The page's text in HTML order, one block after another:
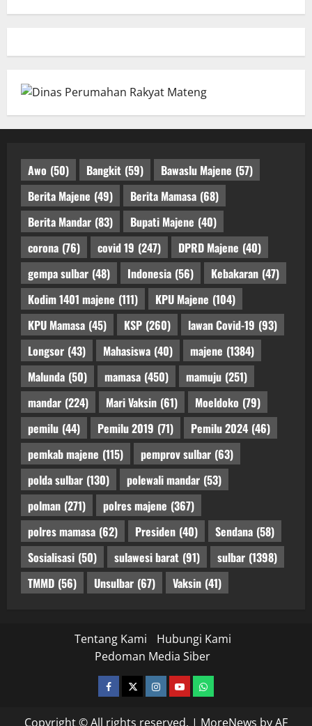
Awo (50) Bangkit (59) Bawaslu Majene (57)
Berita Majene (49) Berita Mamasa (68)
Berita Mandar (83) Bupati Majene (40)
corona (76) covid 19 (247) DPRD Majene (40)
gempa sulbar (48) Indonesia (56) Kebakaran (47)
Kodim 1401 majene (111) KPU Majene (104)
KPU Mamasa (45) KSP (260) lawan Covid-19 (93)
Longsor (43) Mahasiswa (40) majene (1384)
Malunda (50) mamasa (450) mamuju (251)
mandar (224) Mari Vaksin (61) Moeldoko (79)
pemilu (44) Pemilu 2019 (71) Pemilu 2024 (46)
pemkab majene (115) pemprov sulbar (63)
polda sulbar (130) polewali mandar (53)
polman (271) polres majene (367)
polres mamasa (62) Presiden (40) Sendana (58)
Sosialisasi (50) sulawesi barat (91) sulbar (1398)
TMMD (56) Unsulbar (67) Vaksin (41)
Tentang Kami
Hubungi Kami
Pedoman Media Siber
facebooktwitterinstagram.com
youtubewhatsapp
Copyright © All rights reserved. | MoreNews by AF